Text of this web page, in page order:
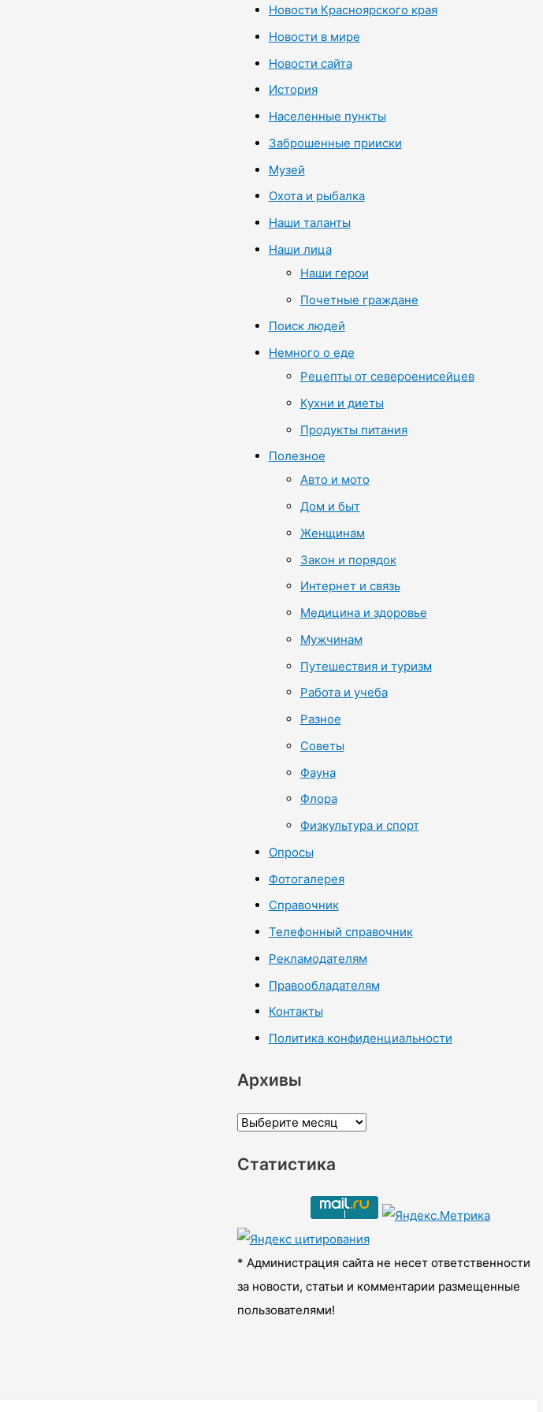
Новости Красноярского края
Новости в мире
Новости сайта
История
Населенные пункты
Заброшенные прииски
Музей
Охота и рыбалка
Наши таланты
Наши лица
Наши герои
Почетные граждане
Поиск людей
Немного о еде
Рецепты от североенисейцев
Кухни и диеты
Продукты питания
Полезное
Авто и мото
Дом и быт
Женщинам
Закон и порядок
Интернет и связь
Медицина и здоровье
Мужчинам
Путешествия и туризм
Работа и учеба
Разное
Советы
Фауна
Флора
Физкультура и спорт
Опросы
Фотогалерея
Справочник
Телефонный справочник
Рекламодателям
Правообладателям
Контакты
Политика конфиденциальности
Архивы
А
х
ы
Статистика
* Администрация сайта не несет ответственности
за новости, статьи и комментарии размещенные
пользователями!